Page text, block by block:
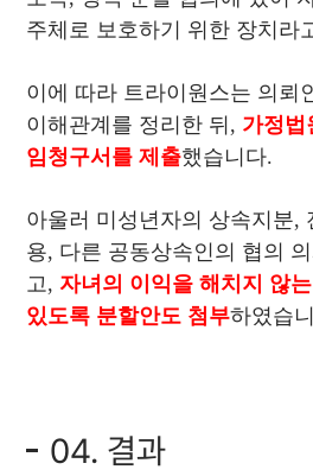
주체로 보호하기 위한 장치라
이에 따라 트라이원스는 의뢰
이해관계를 정리한 뒤, 가정법
임청구서를 제출했습니다.
아울러 미성년자의 상속지분,
용, 다른 공동상속인의 협의
고,자녀의 이익을 해치지 않
있도록 분할안도 첨부하였습
04. 결과